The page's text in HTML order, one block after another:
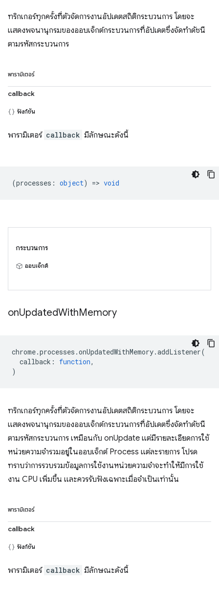
ทริกเกอร์ทุกครั้งที่ตัวจัดการงานอัปเดตสถิติกระบวนการ โดยจะ
แสดงพจนานุกรมของออบเจ็กต์กระบวนการที่อัปเดตซึ่งจัดทำดัชนี
ตามรหัสกระบวนการ
พารามิเตอร์
callback
ฟังก์ชัน
พารามิเตอร์ callback มีลักษณะดังนี้
(processes : object) => void
กระบวนการ
ออบเจ็กต์
onUpdatedWithMemory
chrome.processes .onUpdatedWithMemory.addListener(
callback : function,
)
ทริกเกอร์ทุกครั้งที่ตัวจัดการงานอัปเดตสถิติกระบวนการ โดยจะ
แสดงพจนานุกรมของออบเจ็กต์กระบวนการที่อัปเดตซึ่งจัดทำดัชนี
ตามรหัสกระบวนการ เหมือนกับ onUpdate แต่มีรายละเอียดการใช้
หน่วยความจำรวมอยู่ในออบเจ็กต์ Process แต่ละรายการ โปรด
ทราบว่าการรวบรวมข้อมูลการใช้งานหน่วยความจำจะทำให้มีการใช้
งาน CPU เพิ่มขึ้น และควรรับฟังเฉพาะเมื่อจำเป็นเท่านั้น
พารามิเตอร์
callback
ฟังก์ชัน
พารามิเตอร์ callback มีลักษณะดังนี้